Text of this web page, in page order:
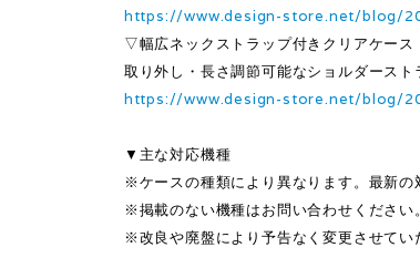
https://www.design-store.net/blog/
▽幅広ネックストラップ付きクリアケース
取り外し・長さ調節可能なショルダースト
https://www.design-store.net/blog/
▼主な対応機種
※ケースの種類により異なります。最新の
※掲載のない機種はお問い合わせください。
※改良や廃盤により予告なく変更させてい